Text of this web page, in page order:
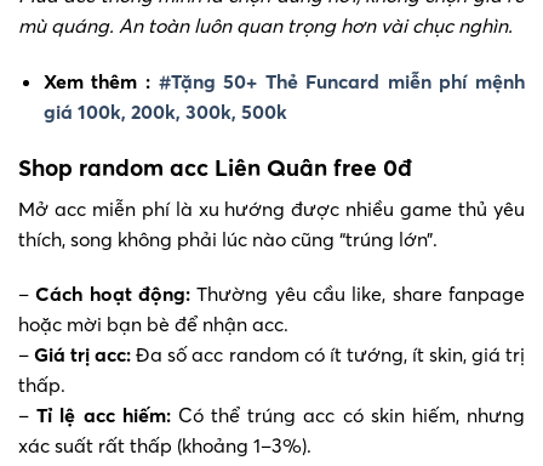
mù quáng. An toàn luôn quan trọng hơn vài chục nghìn.
Xem thêm : #Tặng 50+ Thẻ Funcard miễn phí mệnh
giá 100k, 200k, 300k, 500k
Shop random acc Liên Quân free 0đ
Mở acc miễn phí là xu hướng được nhiều game thủ yêu
thích, song không phải lúc nào cũng “trúng lớn”.
–Cách hoạt động: Thường yêu cầu like, share fanpage
hoặc mời bạn bè để nhận acc.
–Giá trị acc: Đa số acc random có ít tướng, ít skin, giá trị
thấp.
–Tỉ lệ acc hiếm:Có thể trúng acc có skin hiếm, nhưng
xác suất rất thấp (khoảng 1–3%).